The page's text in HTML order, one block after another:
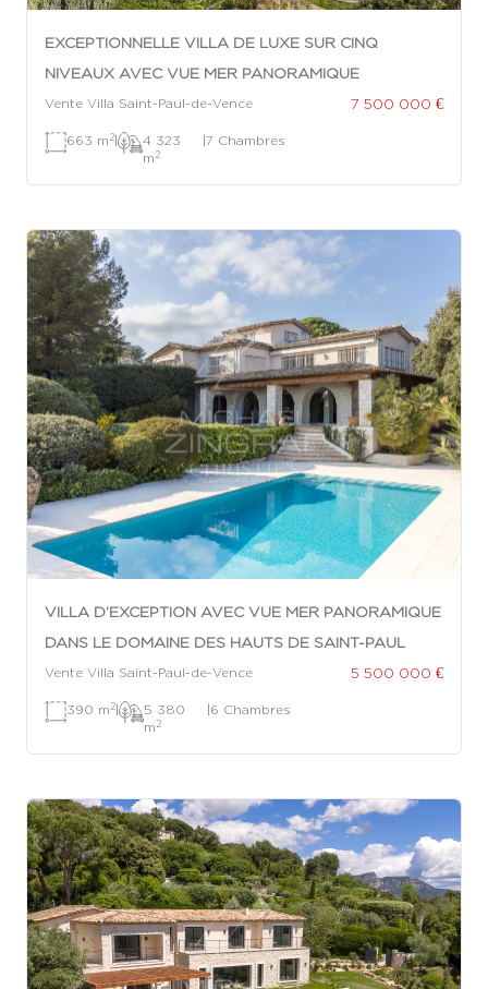
EXCEPTIONNELLE VILLA DE LUXE SUR CINQ
NIVEAUX AVEC VUE MER PANORAMIQUE
Vente Villa Saint-Paul-de-Vence 7 500 000 €
663 m 2|
4 323
m 2
|7 Chambres
VILLA D’EXCEPTION AVEC VUE MER PANORAMIQUE
DANS LE DOMAINE DES HAUTS DE SAINT-PAUL
Vente Villa Saint-Paul-de-Vence 5 500 000 €
390 m 2|
5 380
m 2
|6 Chambres